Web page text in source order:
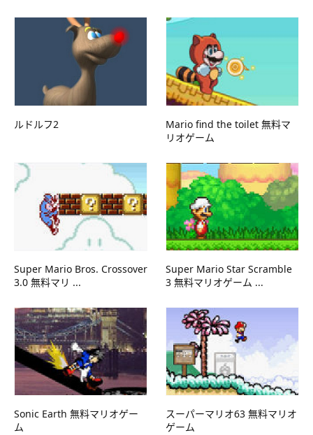
ルドルフ2
Mario find the toilet 無料マ
リオゲーム
Super Mario Bros. Crossover
3.0 無料マリ ...
Super Mario Star Scramble
3 無料マリオゲーム ...
Sonic Earth 無料マリオゲー
ム
スーパーマリオ63 無料マリオ
ゲーム